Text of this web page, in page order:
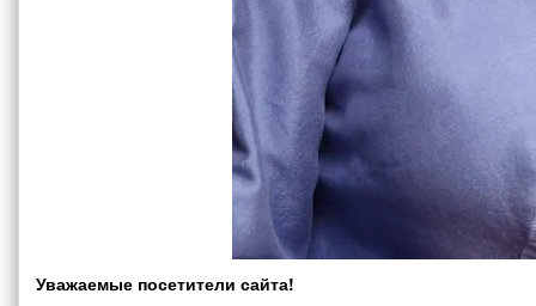
Уважаемые посетители сайта!